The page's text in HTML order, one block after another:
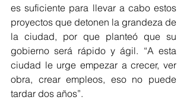
es suficiente para llevar a cabo estos
proyectos que detonen la grandeza de
la ciudad, por que planteó que su
gobierno será rápido y ágil. “A esta
ciudad le urge empezar a crecer, ver
obra, crear empleos, eso no puede
tardar dos años”.